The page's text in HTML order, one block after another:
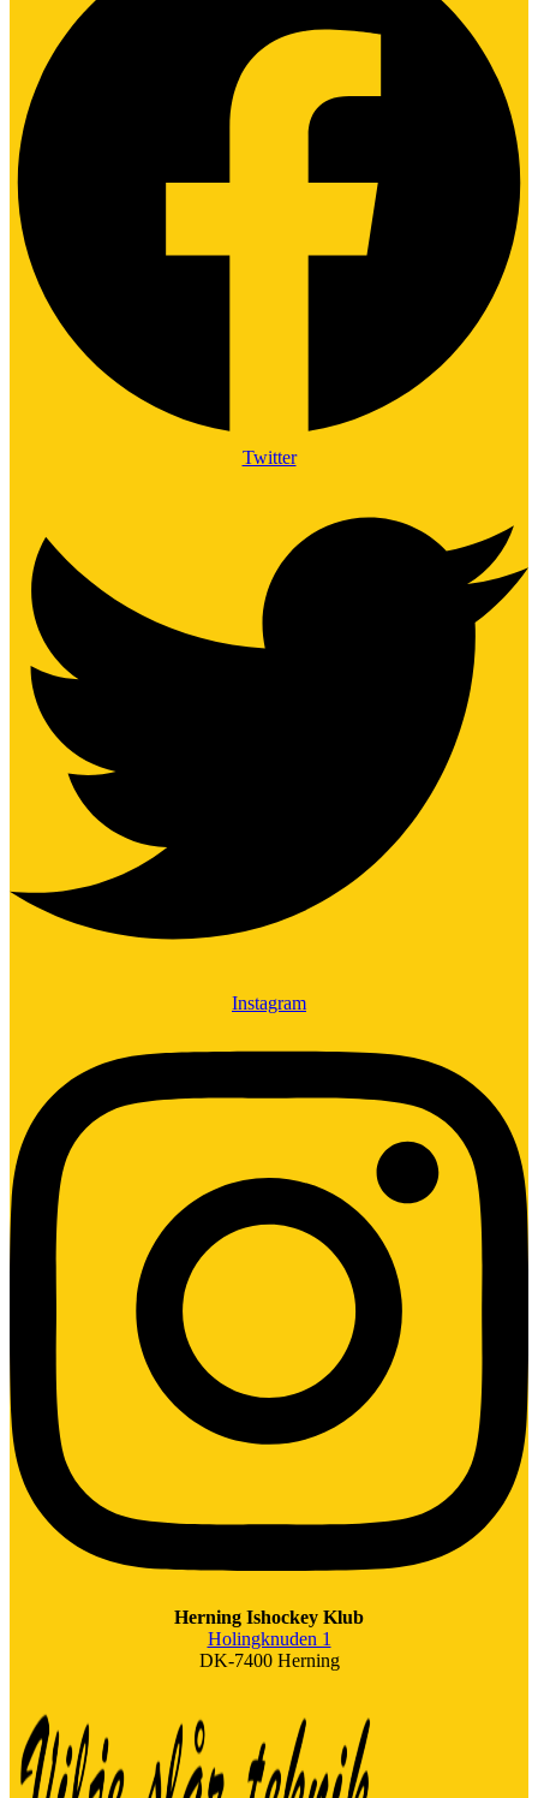
Twitter
Instagram
Herning Ishockey Klub
Holingknuden 1
DK-7400 Herning